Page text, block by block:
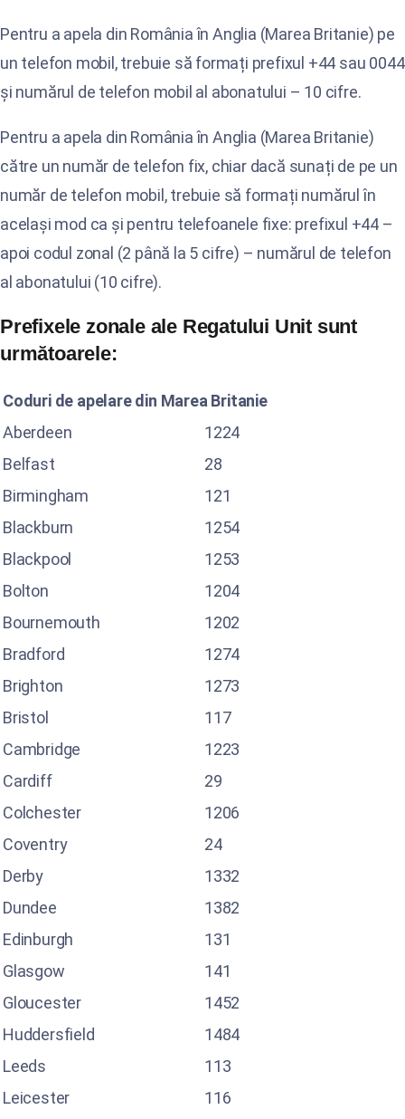
Pentru a apela din România în Anglia (Marea Britanie) pe
un telefon mobil, trebuie să formați prefixul +44 sau 0044
și numărul de telefon mobil al abonatului – 10 cifre.
Pentru a apela din România în Anglia (Marea Britanie)
către un număr de telefon fix, chiar dacă sunați de pe un
număr de telefon mobil, trebuie să formați numărul în
același mod ca și pentru telefoanele fixe: prefixul +44 –
apoi codul zonal (2 până la 5 cifre) – numărul de telefon
al abonatului (10 cifre).
Prefixele zonale ale Regatului Unit sunt
următoarele:
Coduri de apelare din Marea Britanie
Aberdeen
1224
Belfast
28
Birmingham
121
Blackburn
1254
Blackpool
1253
Bolton
1204
Bournemouth
1202
Bradford
1274
Brighton
1273
Bristol
117
Cambridge
1223
Cardiff
29
Colchester
1206
Coventry
24
Derby
1332
Dundee
1382
Edinburgh
131
Glasgow
141
Gloucester
1452
Huddersfield
1484
Leeds
113
Leicester
116